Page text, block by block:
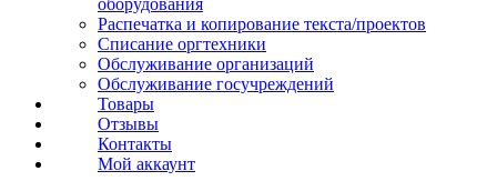
оборудования
Распечатка и копирование текста/проектов
Списание оргтехники
Обслуживание организаций
Обслуживание госучреждений
Товары
Отзывы
Контакты
Мой аккаунт